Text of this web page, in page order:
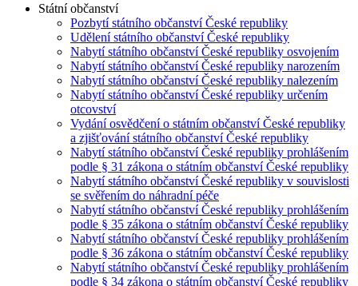
Státní občanství
Pozbytí státního občanství České republiky
Udělení státního občanství České republiky
Nabytí státního občanství České republiky osvojením
Nabytí státního občanství České republiky narozením
Nabytí státního občanství České republiky nalezením
Nabytí státního občanství České republiky určením
otcovství
Vydání osvědčení o státním občanství České republiky
a zjišťování státního občanství České republiky
Nabytí státního občanství České republiky prohlášením
podle § 31 zákona o státním občanství České republiky
Nabytí státního občanství České republiky v souvislosti
se svěřením do náhradní péče
Nabytí státního občanství České republiky prohlášením
podle § 35 zákona o státním občanství České republiky
Nabytí státního občanství České republiky prohlášením
podle § 36 zákona o státním občanství České republiky
Nabytí státního občanství České republiky prohlášením
podle § 34 zákona o státním občanství České republiky